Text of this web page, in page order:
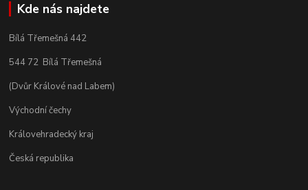
Kde nás najdete
Bílá Třemešná 442
544 72 Bílá Třemešná
(Dvůr Králové nad Labem)
Východní čechy
Královehradecký kraj
Česká republika